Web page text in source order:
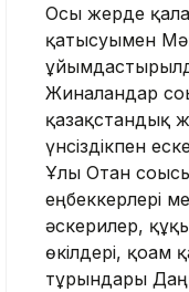
Осы жерде
қатысуымен
Жиналғандар
қазақстандық
үнсіздікпен
Ұлы Отан
еңбеккерлері
әскерилер,
өкілдері, қоғам
тұрғындары